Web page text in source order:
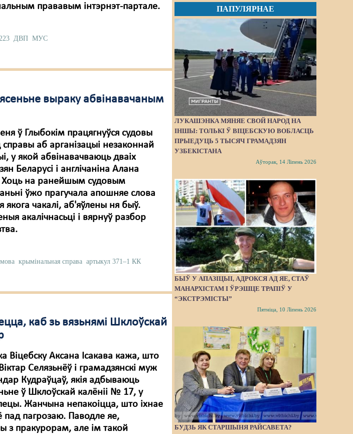
прававым інтэрнэт-партале.
ДВП МУС
выраку абвінавачаным
ў Глыбокім працягнуўся судовы
справы аб арганізацыі незаконнай
у якой абвінавачваюць дваіх
Беларусі і англічаніна Алана
Хоць на ранейшым судовым
ўжо прагучала апошняе слова
чакалі, аб'яўлены ня быў.
акалічнасьці і вярнуў разбор
мова крымінальная справа артыкул 371–1 КК
каб зь вязьнямі Шклоўскай
Віцебску Аксана Ісакава кажа, што
Селязьнёў і грамадзянскі муж
Кудраўцаў, якія адбываюць
ў Шклоўскай калёніі № 17, у
Жанчына непакоіцца, што іхнае
пагрозаю. Паводле яе,
з пракурорам, але ім такой
ПАПУЛЯРНАЕ
ЛУКАШЭНКА МЯНЯЕ СВОЙ НАРОД НА
ІНШЫ: ТОЛЬКІ Ў ВІЦЕБСКУЮ ВОБЛАСЦЬ
ПРЫЕДУЦЬ 5 ТЫСЯЧ ГРАМАДЗЯН
УЗБЕКІСТАНА
Аўторак, 14 Ліпень 2026
БЫЎ У АПАЗІЦЫІ, АДРОКСЯ АД ЯЕ, СТАЎ
МАНАРХІСТАМ І ЎРЭШЦЕ ТРАПІЎ У
“ЭКСТРЭМІСТЫ”
Пятніца, 10 Ліпень 2026
БУДЗЬ ЯК СТАРШЫНЯ РАЙСАВЕТА?